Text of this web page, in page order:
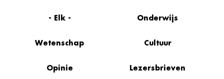
- Elk - Onderwijs
Wetenschap Cultuur
Opinie Lezersbrieven